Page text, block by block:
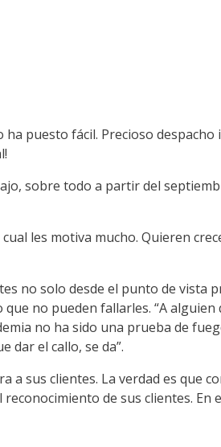
puesto fácil. Precioso
sobre todo a partir del
les motiva mucho. Quieren
no solo desde el punto de vista
no pueden fallarles. “A
no ha sido una prueba de
dar el callo, se da”.
sus clientes. La verdad es que
de sus clientes. En